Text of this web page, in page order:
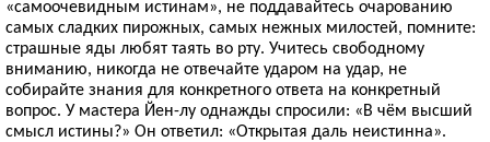
«самоочевидным истинам», не поддавайтесь очарованию
самых сладких пирожных, самых нежных милостей, помните:
страшные яды любят таять во рту. Учитесь свободному
вниманию, никогда не отвечайте ударом на удар, не
собирайте знания для конкретного ответа на конкретный
вопрос. У мастера Йен-лу однажды спросили: «В чём высший
смысл истины?» Он ответил: «Открытая даль неистинна».